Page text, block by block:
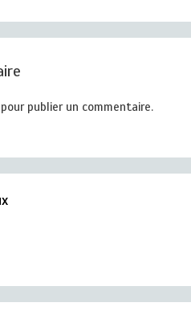
publier un commentaire.